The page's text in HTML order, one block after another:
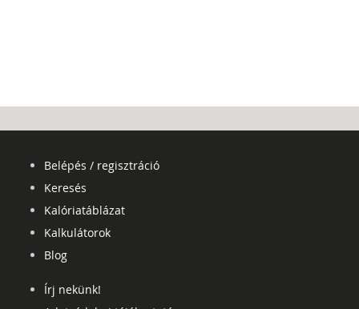
Belépés / regisztráció
Keresés
Kalóriatáblázat
Kalkulátorok
Blog
Írj nekünk!